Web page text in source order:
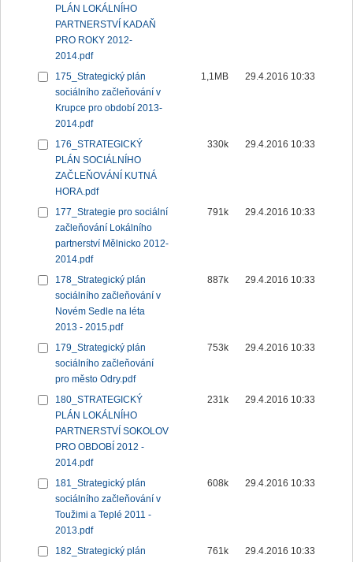
PLÁN LOKÁLNÍHO
PARTNERSTVÍ KADAŇ
PRO ROKY 2012-
2014.pdf
175_Strategický plán
sociálního začleňování v
Krupce pro období 2013-
2014.pdf
1,1MB 29.4.2016 10:33
176_STRATEGICKÝ
PLÁN SOCIÁLNÍHO
ZAČLEŇOVÁNÍ KUTNÁ
HORA.pdf
330k 29.4.2016 10:33
177_Strategie pro sociální
začleňování Lokálního
partnerství Mělnicko 2012-
2014.pdf
791k 29.4.2016 10:33
178_Strategický plán
sociálního začleňování v
Novém Sedle na léta
2013 - 2015.pdf
887k 29.4.2016 10:33
179_Strategický plán
sociálního začleňování
pro město Odry.pdf
753k 29.4.2016 10:33
180_STRATEGICKÝ
PLÁN LOKÁLNÍHO
PARTNERSTVÍ SOKOLOV
PRO OBDOBÍ 2012 -
2014.pdf
231k 29.4.2016 10:33
181_Strategický plán
sociálního začleňování v
Toužimi a Teplé 2011 -
2013.pdf
608k 29.4.2016 10:33
182_Strategický plán
761k 29.4.2016 10:33